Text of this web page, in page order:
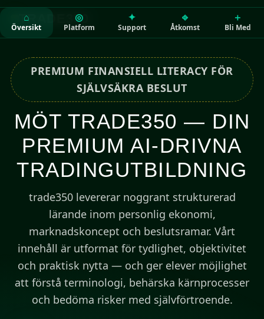
TRADE350
⌂
Översikt
◎
Platform
✦
Support
⎆
Åtkomst
＋
Bli Med
PREMIUM FINANSIELL LITERACY FÖR
SJÄLVSÄKRA BESLUT
MÖT TRADE350 — DIN
PREMIUM AI-DRIVNA
TRADINGUTBILDNING
trade350 levererar noggrant strukturerad
lärande inom personlig ekonomi,
marknadskoncept och beslutsramar. Vårt
innehåll är utformat för tydlighet, objektivitet
och praktisk nytta — och ger elever möjlighet
att förstå terminologi, behärska kärnprocesser
och bedöma risker med självförtroende.